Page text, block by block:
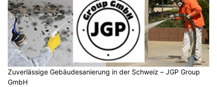
Zuverlässige Gebäudesanierung in der Schweiz – JGP Group
GmbH